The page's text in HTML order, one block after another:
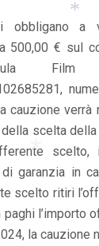
obbligano a
500,00 € sul
Film
cauzione
scelta
garanzia in
scelto ritiri
l’importo
la cauzione
*
*
*